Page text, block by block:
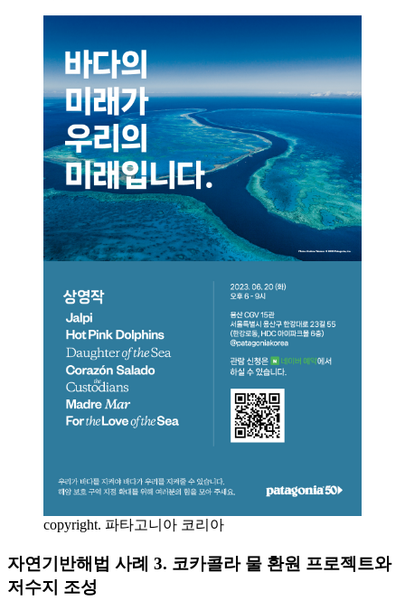
copyright. 파타고니아 코리아
자연기반해법 사례 3. 코카콜라 물 환원 프로젝트와
저수지 조성